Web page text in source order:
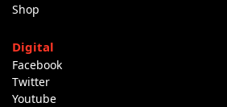
Shop
Digital
Facebook
Twitter
Youtube